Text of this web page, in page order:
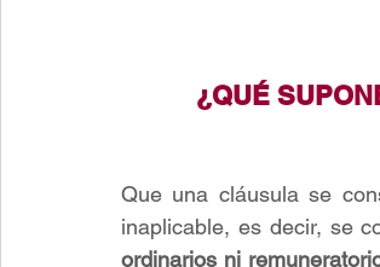
¿QUÉ
Que una cláusula se
inaplicable, es decir, se
ordinarios ni